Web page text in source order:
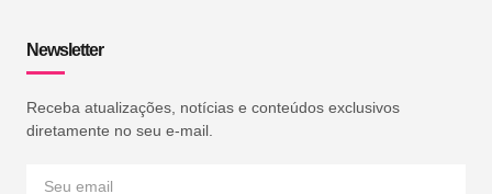
Newsletter
Receba atualizações, notícias e conteúdos exclusivos
diretamente no seu e-mail.